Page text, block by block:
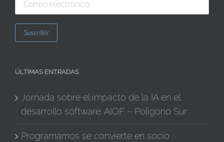
ÚLTIMAS ENTRADAS
Jornada sobre el impacto de la IA en el
desarrollo software: AIOF – Polígono Sur
Programamos se convierte en socio